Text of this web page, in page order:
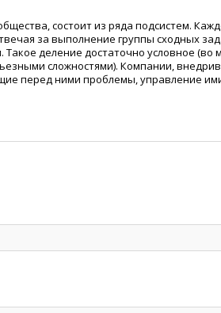
состоит из ряда подсистем.
за выполнение группы сходных
деление достаточно условное (во
сложностями). Компании,
перед ними проблемы, управление